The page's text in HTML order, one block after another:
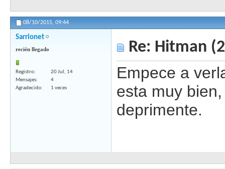
08/10/2015, 09:44
Sarrionet
recién llegado
Registro
20 Jul, 14
Mensajes
4
Agradecido
1 veces
Re: Hitman
Empece a
esta muy
deprimente.